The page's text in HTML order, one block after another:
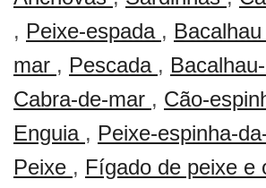
, Peixe-espada , Bacalhau
mar , Pescada ,
Cabra-de-mar , Cão-
Enguia , Peixe-espinha-
Peixe , Fígado de peixe e